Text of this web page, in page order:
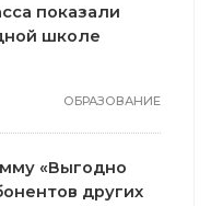
показали
школе
ОБРАЗОВАНИЕ
«Выгодно
других